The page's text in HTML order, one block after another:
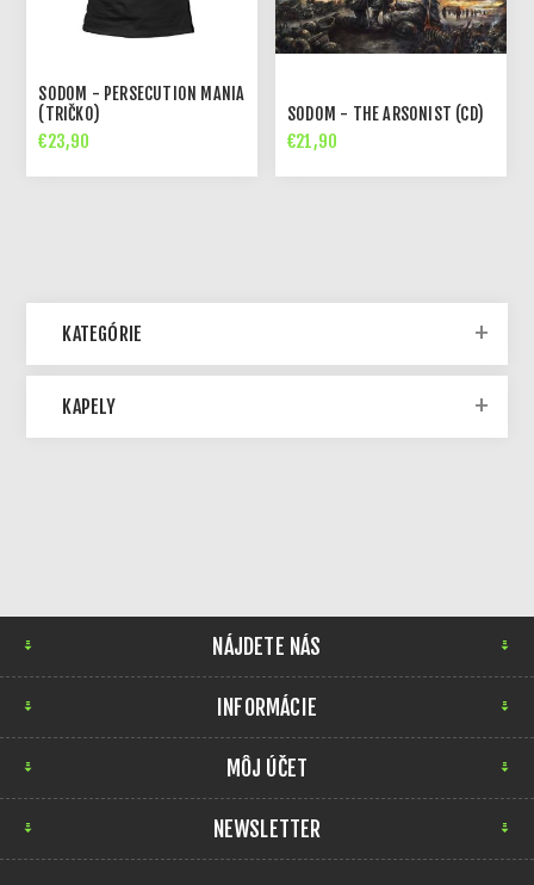
SODOM - PERSECUTION MANIA
(TRIČKO)
€23,90
SODOM - THE ARSONIST (CD)
€21,90
KATEGÓRIE
KAPELY
NÁJDETE NÁS
INFORMÁCIE
MÔJ ÚČET
NEWSLETTER